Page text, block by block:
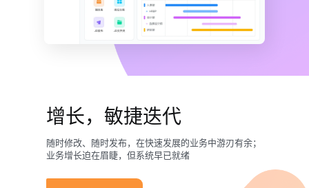
增长，敏捷迭代
随时修改、随时发布，在快速发展的业务中游刃有余；
业务增长迫在眉睫，但系统早已就绪